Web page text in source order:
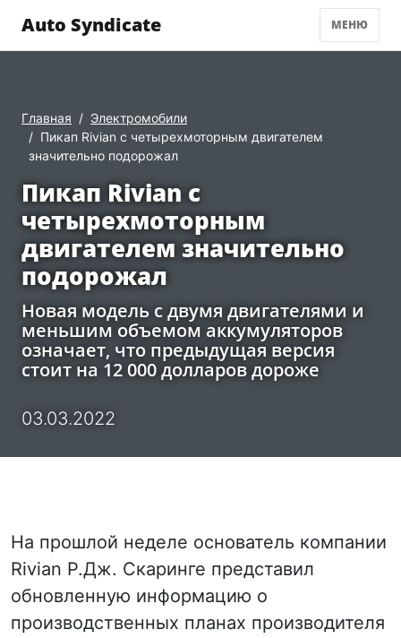
Auto Syndicate МЕНЮ
Главная
Электромобили
Пикап Rivian с четырехмоторным двигателем
значительно подорожал
Пикап Rivian с
четырехмоторным
двигателем значительно
подорожал
Новая модель с двумя двигателями и
меньшим объемом аккумуляторов
означает, что предыдущая версия
стоит на 12 000 долларов дороже
03.03.2022
На прошлой неделе основатель компании
Rivian Р.Дж. Скаринге представил
обновленную информацию о
производственных планах производителя